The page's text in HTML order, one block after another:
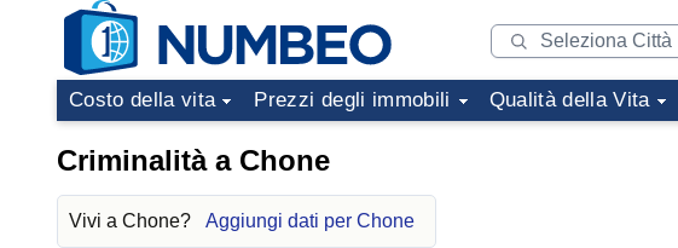
Costo della vita Prezzi degli immobili Qualità della Vita
Criminalità a Chone
Vivi a Chone? Aggiungi dati per Chone